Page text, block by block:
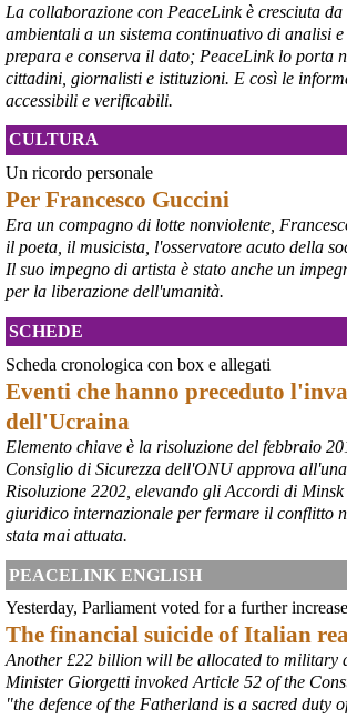
@peacelink - 6/8/2026 21:50
corriereditaranto.it/2026/08/0
Aprendo i lavori, il ministro Urso ha sottolineato
debba necessariamente prendere atto della
d’Appello di Milano, ricordando che il
inserito nella data room della procedura di
nuovo scenario – ha spiegato – Jindal ha
aggiornata sull’intero perimetro aziendale che
chiusura dell’area a caldo e che i commissari
#ILVA #Taranto
@peacelink - 6/8/2026 21:45
borsaitaliana.it/borsa/notizie
Si sta ragionando su un piano B per Taranto
dell’area a caldo dell’ILVA?
@peacelink - 6/8/2026 21:41
cronachetarantine.it/index.php
il Governo ha manifestato l’intenzione di
provvedimento straordinario per attenuare le
economiche e sociali della prevista fermata
chiesto alle rappresentanze del territorio di
concrete per definirne i contenuti. Casartigiani
La collaborazione con PeaceLink è cresciuta
ambientali a un sistema continuativo di analisi
prepara e conserva il dato; PeaceLink lo porta
cittadini, giornalisti e istituzioni. E così le
accessibili e verificabili.
CULTURA
Un ricordo personale
Per Francesco Guccini
Era un compagno di lotte nonviolente,
il poeta, il musicista, l'osservatore acuto della
Il suo impegno di artista è stato anche un
per la liberazione dell'umanità.
SCHEDE
Scheda cronologica con box e allegati
Eventi che hanno preceduto
dell'Ucraina
Elemento chiave è la risoluzione del febbraio
Consiglio di Sicurezza dell'ONU approva
Risoluzione 2202, elevando gli Accordi di
giuridico internazionale per fermare il conflitto
stata mai attuata.
PEACELINK ENGLISH
Yesterday, Parliament voted for a further
The financial suicide of Italian
Another £22 billion will be allocated to military
Minister Giorgetti invoked Article 52 of the
"the defence of the Fatherland is a sacred duty